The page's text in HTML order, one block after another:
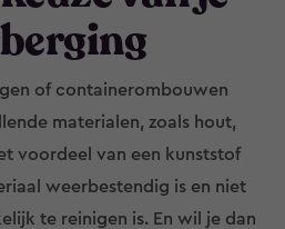
of containerombouwen
materialen, zoals hout,
voordeel van een kunststof
weerbestendig is en niet
te reinigen is. En wil je dan